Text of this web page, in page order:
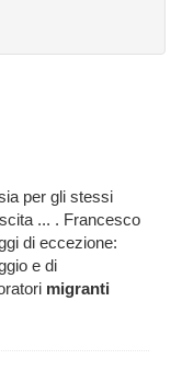
per gli stessi
... . Francesco
di eccezione:
e di
migranti